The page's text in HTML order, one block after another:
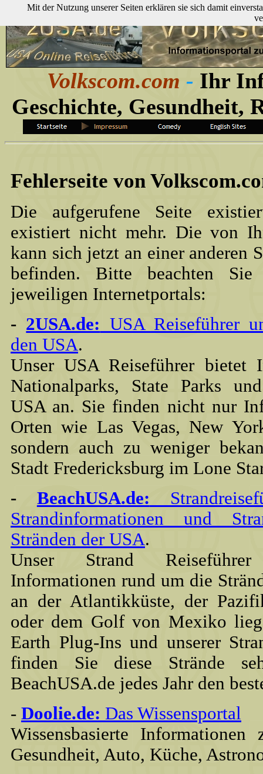
Volkscom.com - Ihr
Geschichte, Gesundheit,
Fehlerseite von
Die aufgerufene Seite
existiert nicht mehr. Die von
kann sich jetzt an einer anderen
befinden. Bitte beachten Sie
jeweiligen Internetportals:
- 2USA.de: USA Reiseführer
den USA.
Unser USA Reiseführer bietet
Nationalparks, State Parks
USA an. Sie finden nicht nur
Orten wie Las Vegas, New
sondern auch zu weniger
Stadt Fredericksburg im Lone
- BeachUSA.de:
Strandinformationen und
Stränden der USA.
Unser Strand
Informationen rund um die
an der Atlantikküste, der
oder dem Golf von Mexiko
Earth Plug-Ins und unserer
finden Sie diese Strände
BeachUSA.de jedes Jahr den
- Doolie.de: Das Wissensportal
Wissensbasierte
Gesundheit, Auto, Küche,
Mit der Nutzung unserer Seiten erklären sie sich damit